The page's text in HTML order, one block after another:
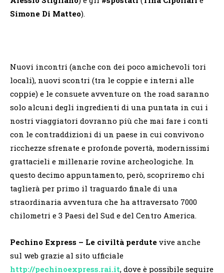
Simone Di Matteo).
Nuovi incontri (anche con dei poco amichevoli tori
locali), nuovi scontri (tra le coppie e interni alle
coppie) e le consuete avventure on the road saranno
solo alcuni degli ingredienti di una puntata in cui i
nostri viaggiatori dovranno più che mai fare i conti
con le contraddizioni di un paese in cui convivono
ricchezze sfrenate e profonde povertà, modernissimi
grattacieli e millenarie rovine archeologiche. In
questo decimo appuntamento, però, scopriremo chi
taglierà per primo il traguardo finale di una
straordinaria avventura che ha attraversato 7000
chilometri e 3 Paesi del Sud e del Centro America.
Pechino Express – Le civiltà perdute vive anche
sul web grazie al sito ufficiale
http://pechinoexpress.rai.it, dove è possibile seguire